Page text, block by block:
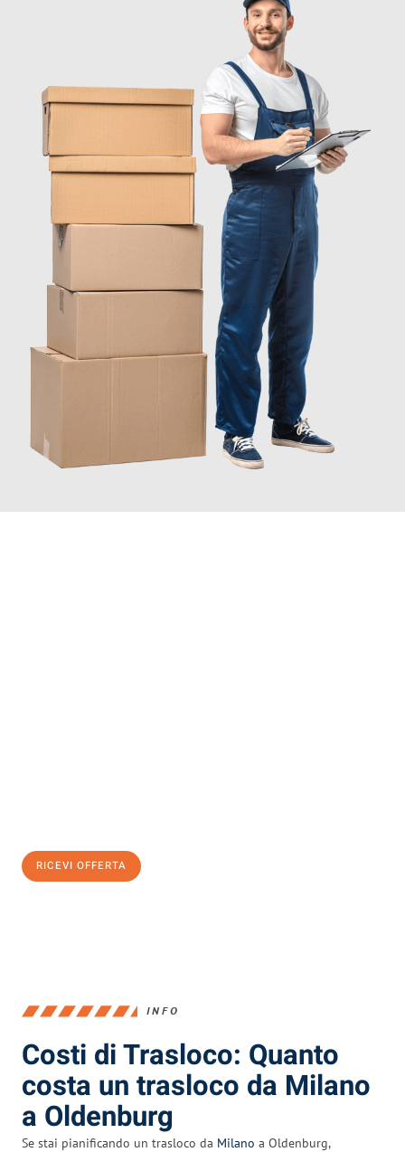
RICEVI OFFERTA
INFO
Costi di Trasloco: Quanto
costa un trasloco da Milano
a Oldenburg
Se stai pianificando un trasloco da Milano a Oldenburg,